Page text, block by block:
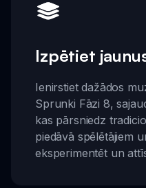
Izpētiet
Ienirstiet dažādos
Sprunki Fāzi 8,
kas pārsniedz
piedāvā spēlētājiem
eksperimentēt un